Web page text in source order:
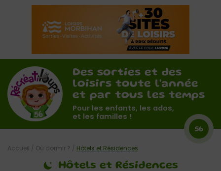
Des sorties et des
loisirs toute l'année
et par tous les temps
Pour les enfants, les ados,
et les familles !
56
Hôtels et Résidences
Accueil / Où dormir ? / Hôtels et Résidences